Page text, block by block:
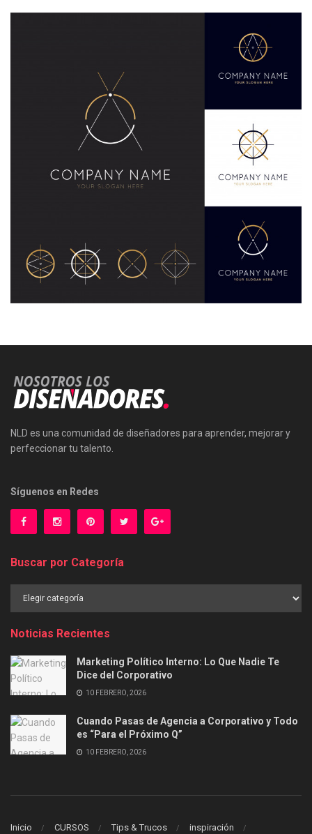
NLD es una comunidad de diseñadores para aprender, mejorar y
perfeccionar tu talento.
Síguenos en Redes
Buscar por Categoría
Buscar
Noticias Recientes
Marketing Político Interno: Lo Que Nadie Te
Dice del Corporativo
10 FEBRERO, 2026
Cuando Pasas de Agencia a Corporativo y Todo
es “Para el Próximo Q”
10 FEBRERO, 2026
Inicio CURSOS Tips & Trucos inspiración